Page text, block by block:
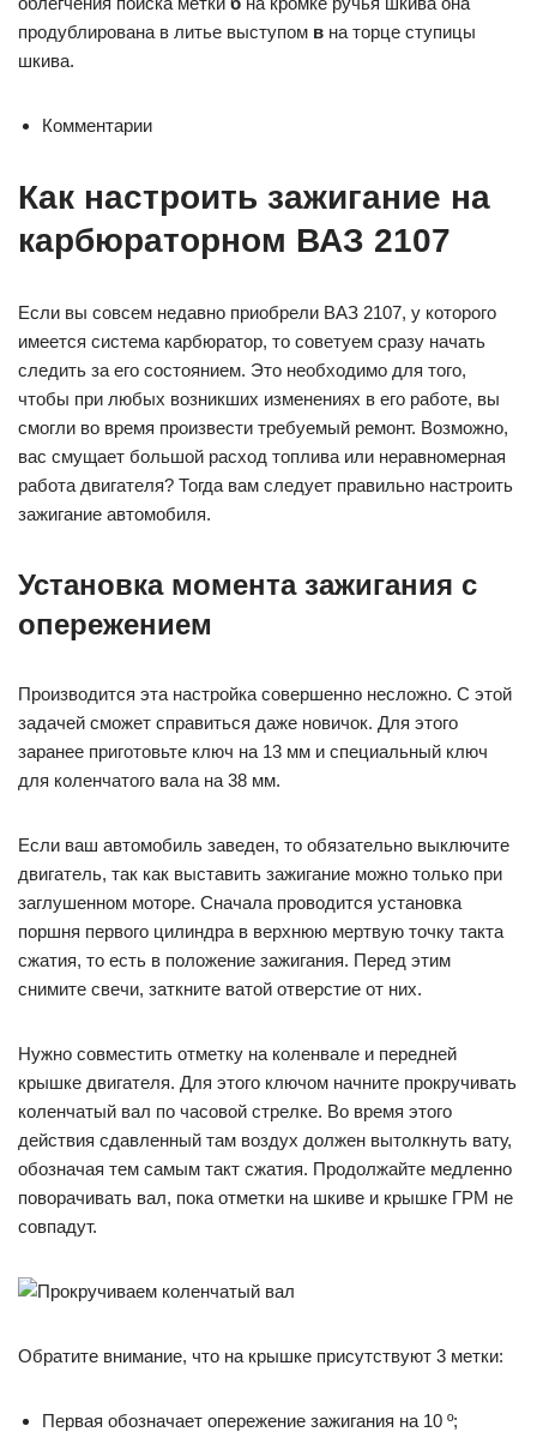
продублирована в литье выступом в на торце ступицы
шкива.
Комментарии
Как настроить зажигание на
карбюраторном ВАЗ 2107
Если вы совсем недавно приобрели ВАЗ 2107, у которого
имеется система карбюратор, то советуем сразу начать
следить за его состоянием. Это необходимо для того,
чтобы при любых возникших изменениях в его работе, вы
смогли во время произвести требуемый ремонт. Возможно,
вас смущает большой расход топлива или неравномерная
работа двигателя? Тогда вам следует правильно настроить
зажигание автомобиля.
Установка момента зажигания с
опережением
Производится эта настройка совершенно несложно. С этой
задачей сможет справиться даже новичок. Для этого
заранее приготовьте ключ на 13 мм и специальный ключ
для коленчатого вала на 38 мм.
Если ваш автомобиль заведен, то обязательно выключите
двигатель, так как выставить зажигание можно только при
заглушенном моторе. Сначала проводится установка
поршня первого цилиндра в верхнюю мертвую точку такта
сжатия, то есть в положение зажигания. Перед этим
снимите свечи, заткните ватой отверстие от них.
Нужно совместить отметку на коленвале и передней
крышке двигателя. Для этого ключом начните прокручивать
коленчатый вал по часовой стрелке. Во время этого
действия сдавленный там воздух должен вытолкнуть вату,
обозначая тем самым такт сжатия. Продолжайте медленно
поворачивать вал, пока отметки на шкиве и крышке ГРМ не
совпадут.
Обратите внимание, что на крышке присутствуют 3 метки:
Первая обозначает опережение зажигания на 10 º;